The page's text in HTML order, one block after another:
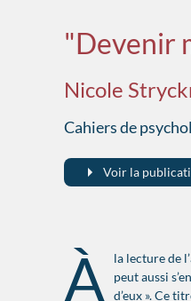
"Devenir
Nicole
Cahiers de
Voir la
À
la lecture de
peut aussi
d’eux ». Ce